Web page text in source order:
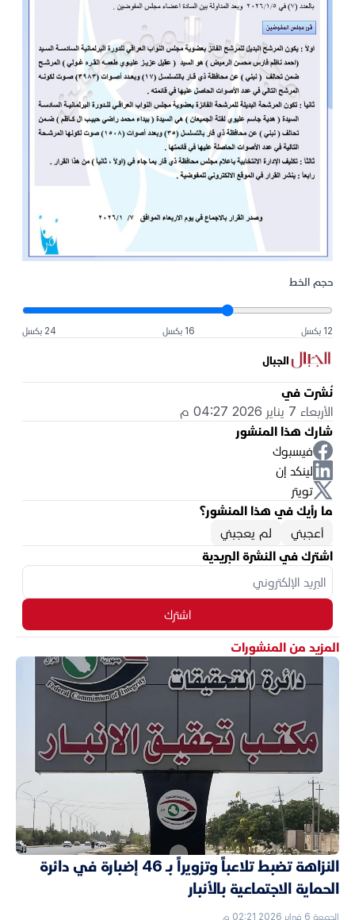
حجم الخط
12 بكسل 16 بكسل 24 بكسل
الجبال
نُشرت في
الأربعاء 7 يناير 2026 04:27 م
شارك هذا المنشور
فيسبوك
لينكد إن
تويتر
ما رأيك في هذا المنشور؟
أعجبني
لم يعجبني
اشترك في النشرة البريدية
اشترك
المزيد من المنشورات
النزاهة تضبط تلاعباً وتزويراً بـ 46 إضبارة في دائرة
الحماية الاجتماعية بالأنبار
الجمعة 6 فبراير 2026 02:21 م